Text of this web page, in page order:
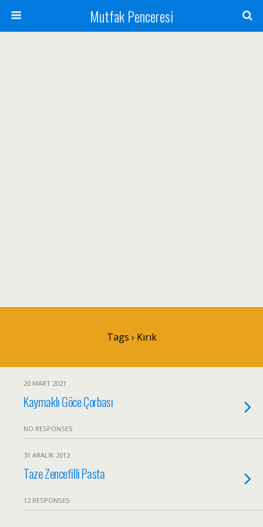
Mutfak Penceresi
Tags › Kırık
20 MART 2021
Kaymaklı Göce Çorbası
NO RESPONSES
31 ARALIK 2012
Taze Zencefilli Pasta
12 RESPONSES